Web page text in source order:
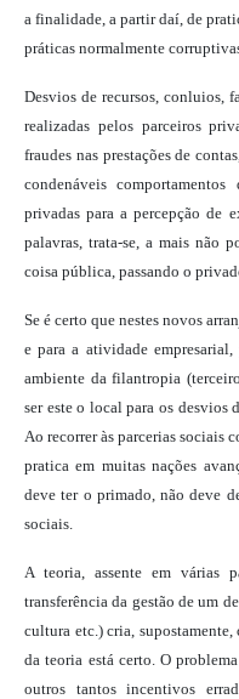
a finalidade, a partir daí, de
práticas normalmente
Desvios de recursos, conluios,
realizadas pelos parceiros
fraudes nas prestações de
condenáveis
privadas para a percepção de
palavras, trata-se, a mais não
coisa pública, passando o
Se é certo que nestes novos
e para a atividade
ambiente da filantropia
ser este o local para os desvios
Ao recorrer às parcerias sociais
pratica em muitas nações
deve ter o primado, não deve
sociais.
A teoria, assente em várias
transferência da gestão de um
cultura etc.) cria,
da teoria está certo. O
outros tantos incentivos